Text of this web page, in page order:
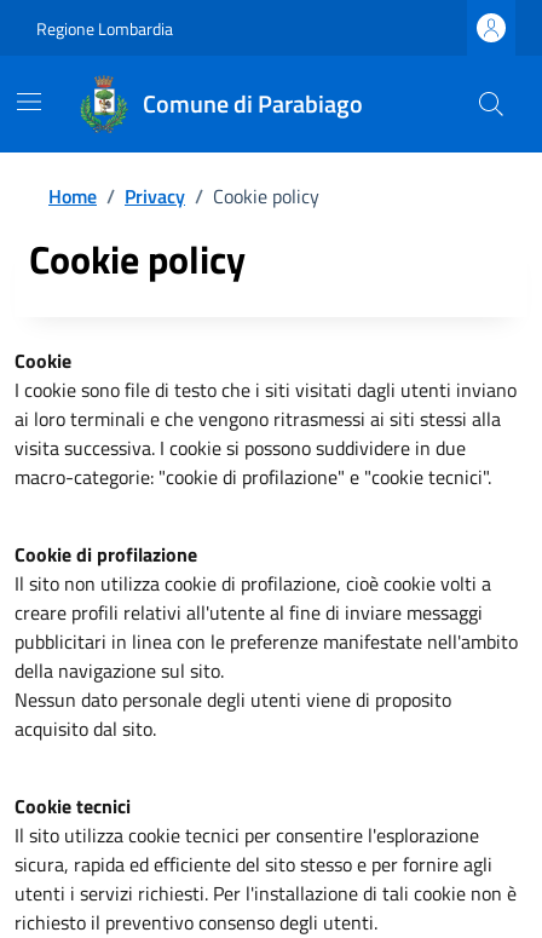
Regione Lombardia
Comune di Parabiago
Home / Privacy / Cookie policy
Cookie policy
Cookie
I cookie sono file di testo che i siti visitati dagli utenti inviano
ai loro terminali e che vengono ritrasmessi ai siti stessi alla
visita successiva. I cookie si possono suddividere in due
macro-categorie: "cookie di profilazione" e "cookie tecnici".
Cookie di profilazione
Il sito non utilizza cookie di profilazione, cioè cookie volti a
creare profili relativi all'utente al fine di inviare messaggi
pubblicitari in linea con le preferenze manifestate nell'ambito
della navigazione sul sito.
Nessun dato personale degli utenti viene di proposito
acquisito dal sito.
Cookie tecnici
Il sito utilizza cookie tecnici per consentire l'esplorazione
sicura, rapida ed efficiente del sito stesso e per fornire agli
utenti i servizi richiesti. Per l'installazione di tali cookie non è
richiesto il preventivo consenso degli utenti.